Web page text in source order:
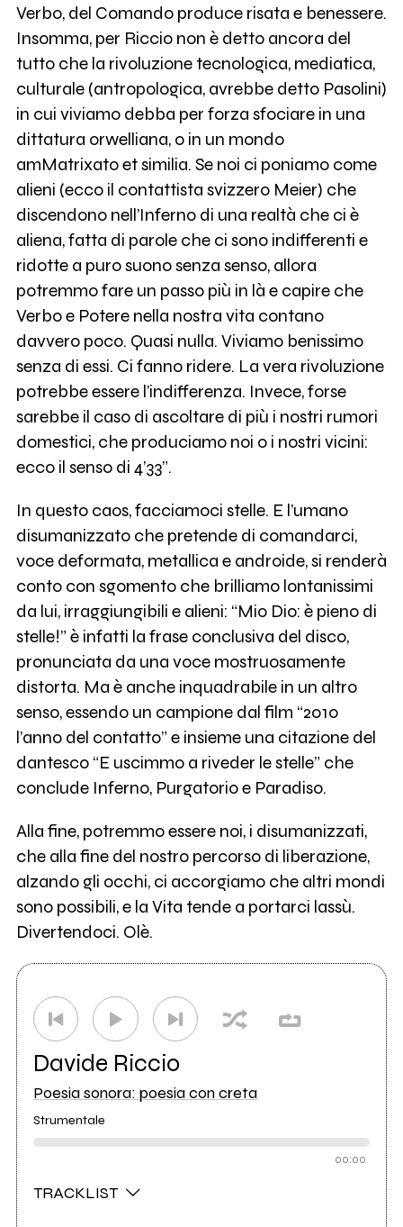
Verbo, del Comando produce risata e benessere.
Insomma, per Riccio non è detto ancora del
tutto che la rivoluzione tecnologica, mediatica,
culturale (antropologica, avrebbe detto Pasolini)
in cui viviamo debba per forza sfociare in una
dittatura orwelliana, o in un mondo
amMatrixato et similia. Se noi ci poniamo come
alieni (ecco il contattista svizzero Meier) che
discendono nell’Inferno di una realtà che ci è
aliena, fatta di parole che ci sono indifferenti e
ridotte a puro suono senza senso, allora
potremmo fare un passo più in là e capire che
Verbo e Potere nella nostra vita contano
davvero poco. Quasi nulla. Viviamo benissimo
senza di essi. Ci fanno ridere. La vera rivoluzione
potrebbe essere l’indifferenza. Invece, forse
sarebbe il caso di ascoltare di più i nostri rumori
domestici, che produciamo noi o i nostri vicini:
ecco il senso di 4’33”.
In questo caos, facciamoci stelle. E l’umano
disumanizzato che pretende di comandarci,
voce deformata, metallica e androide, si renderà
conto con sgomento che brilliamo lontanissimi
da lui, irraggiungibili e alieni: “Mio Dio: è pieno di
stelle!” è infatti la frase conclusiva del disco,
pronunciata da una voce mostruosamente
distorta. Ma è anche inquadrabile in un altro
senso, essendo un campione dal film “2010
l’anno del contatto” e insieme una citazione del
dantesco “E uscimmo a riveder le stelle” che
conclude Inferno, Purgatorio e Paradiso.
Alla fine, potremmo essere noi, i disumanizzati,
che alla fine del nostro percorso di liberazione,
alzando gli occhi, ci accorgiamo che altri mondi
sono possibili, e la Vita tende a portarci lassù.
Divertendoci. Olè.
Davide Riccio
Poesia sonora: poesia con creta
Strumentale
00:00
TRACKLIST